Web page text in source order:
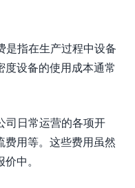
是指在生产过程中设备
度设备的使用成本通常
司日常运营的各项开
费用等。这些费用虽然
中。